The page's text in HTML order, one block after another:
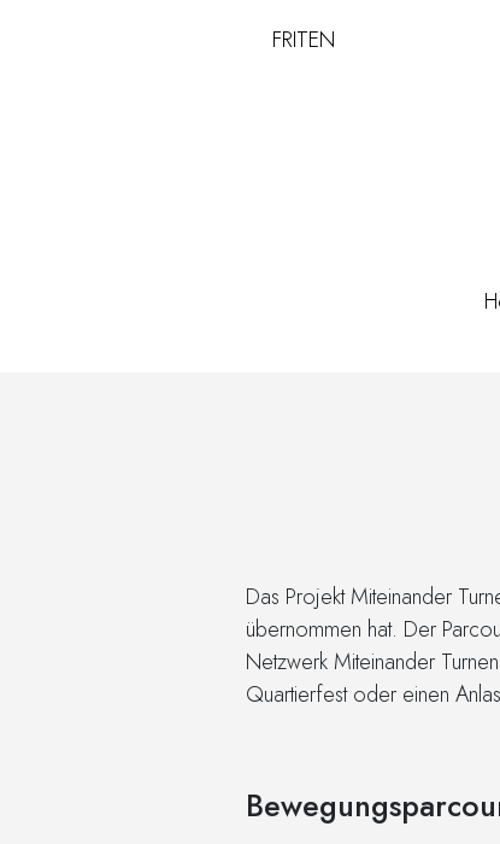
FRITEN
Das Projekt Miteinander
übernommen hat. Der
Netzwerk Miteinander
Quartierfest oder einen